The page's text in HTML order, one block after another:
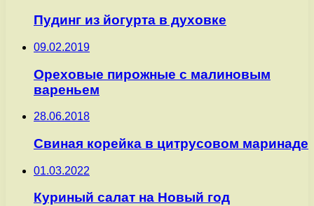
Пудинг из йогурта в духовке
09.02.2019
Ореховые пирожные с малиновым
вареньем
28.06.2018
Свиная корейка в цитрусовом маринаде
01.03.2022
Куриный салат на Новый год